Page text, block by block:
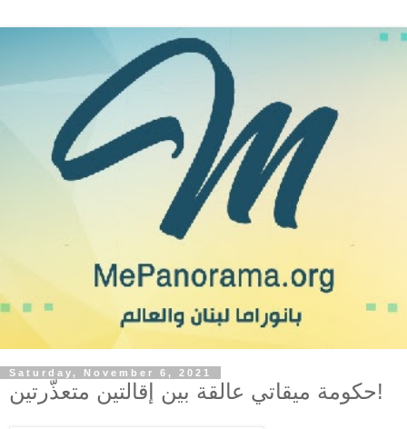
Saturday, November 6, 2021
حكومة ميقاتي عالقة بين إقالتين متعذّرتين!